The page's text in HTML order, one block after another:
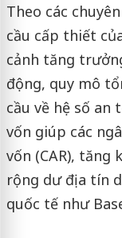
Theo các
cầu cấp thiết
cảnh tăng
động, quy mô
cầu về hệ số an
vốn giúp các
vốn (CAR), tăng
rộng dư địa tín
quốc tế như